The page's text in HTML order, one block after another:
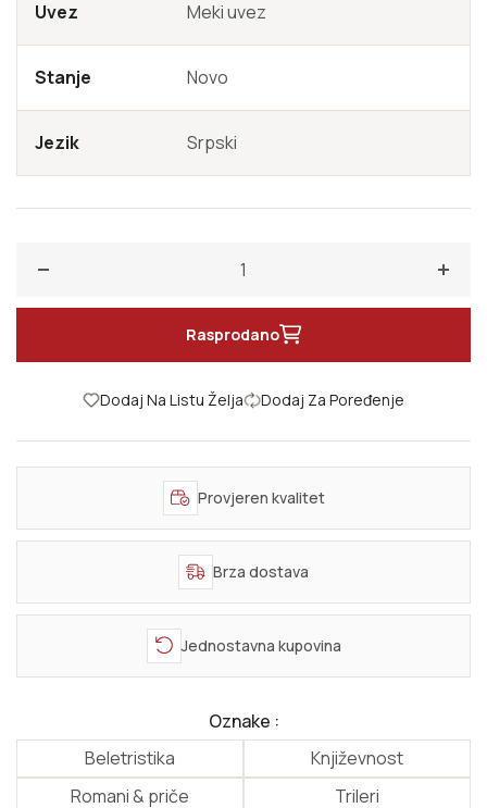
Uvez Meki uvez
Stanje Novo
Jezik Srpski
Smanji količinu za Ja ubijam
Rasprodano
Dodaj Na Listu Želja Dodaj Za Poređenje
Provjeren kvalitet
Brza dostava
Jednostavna kupovina
Oznake :
Beletristika
Književnost
Romani & priče
Trileri